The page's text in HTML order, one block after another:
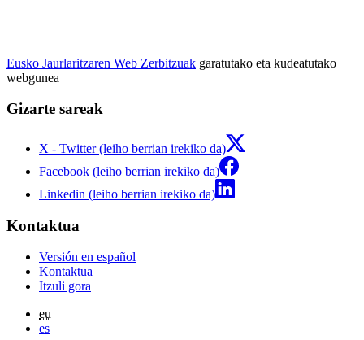
Eusko Jaurlaritzaren Web Zerbitzuak garatutako eta kudeatutako
webgunea
Gizarte sareak
X - Twitter (leiho berrian irekiko da)
Facebook (leiho berrian irekiko da)
Linkedin (leiho berrian irekiko da)
Kontaktua
Versión en español
Kontaktua
Itzuli gora
eu
es